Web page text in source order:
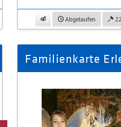
beobachtenAbgelaufen